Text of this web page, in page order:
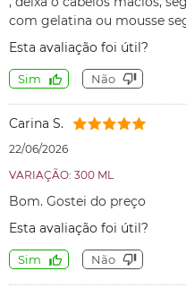
com gelatina ou mousse
Esta avaliação foi útil?
Sim Não
Carina S.
22/06/2026
VARIAÇÃO: 300 ML
Bom. Gostei do preço
Esta avaliação foi útil?
Sim Não